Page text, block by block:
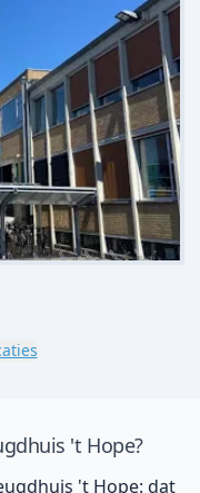
't Hope?
't Hope: dat